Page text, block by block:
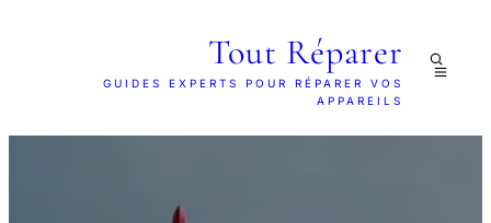
Tout Réparer
GUIDES EXPERTS POUR RÉPARER VOS
APPAREILS